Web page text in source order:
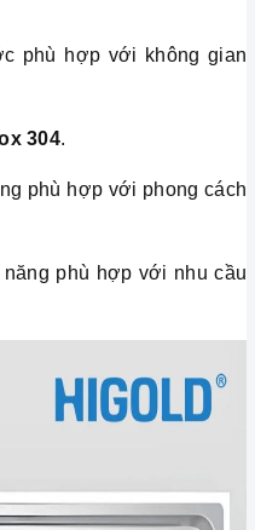
phù hợp với không gian
304.
phù hợp với phong cách
phù hợp với nhu cầu